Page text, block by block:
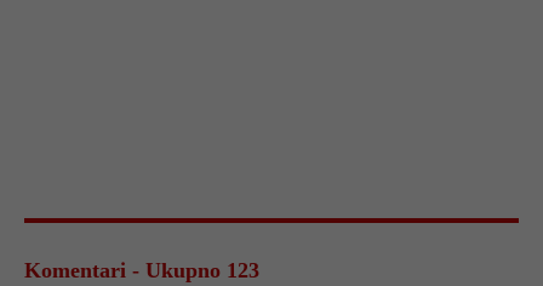
Komentari - Ukupno 123